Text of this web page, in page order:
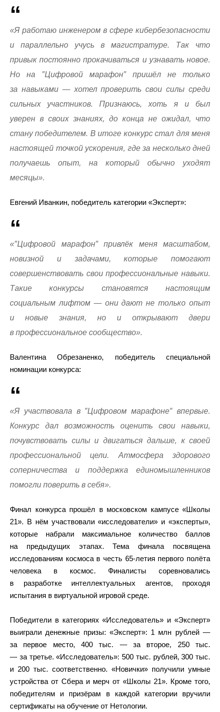
«Я работаю инженером в сфере кибербезопасности
и параллельно учусь в магистратуре. Так что
привык постоянно прокачиваться и узнавать новое.
Но на ″Цифровой марафон″ пришёл не только
за навыками — хотел проверить свои силы среди
сильных участников. Признаюсь, хоть я и был
уверен в своих знаниях, до конца не ожидал, что
стану победителем. В итоге конкурс стал для меня
настоящей точкой ускорения, где за несколько дней
получаешь опыт, на который обычно уходят
месяцы».
Евгений Иванкин, победитель категории «Эксперт»:
«″Цифровой марафон″ привлёк меня масштабом,
новизной и задачами, которые помогают
совершенствовать свои профессиональные навыки.
Такие конкурсы становятся настоящим
социальным лифтом — они дают не только опыт
и новые знания, но и открывают двери
в профессиональное сообщество».
Валентина Обрезаненко, победитель специальной
номинации конкурса:
«Я участвовала в ″Цифровом марафоне″ впервые.
Конкурс дал возможность оценить свои навыки,
почувствовать силы и двигаться дальше, к своей
профессиональной цели. Атмосфера здорового
соперничества и поддержка единомышленников
помогли поверить в себя».
Финал конкурса прошёл в московском кампусе «Школы
21». В нём участвовали «исследователи» и «эксперты»,
которые набрали максимальное количество баллов
на предыдущих этапах. Тема финала посвящена
исследованиям космоса в честь 65-летия первого полёта
человека в космос. Финалисты соревновались
в разработке интеллектуальных агентов, проходя
испытания в виртуальной игровой среде.
Победители в категориях «Исследователь» и «Эксперт»
выиграли денежные призы: «Эксперт»: 1 млн рублей —
за первое место, 400 тыс. — за второе, 250 тыс.
— за третье. «Исследователь»: 500 тыс. рублей, 300 тыс.
и 200 тыс. соответственно. «Новички» получили умные
устройства от Сбера и мерч от «Школы 21». Кроме того,
победителям и призёрам в каждой категории вручили
сертификаты на обучение от Нетологии.